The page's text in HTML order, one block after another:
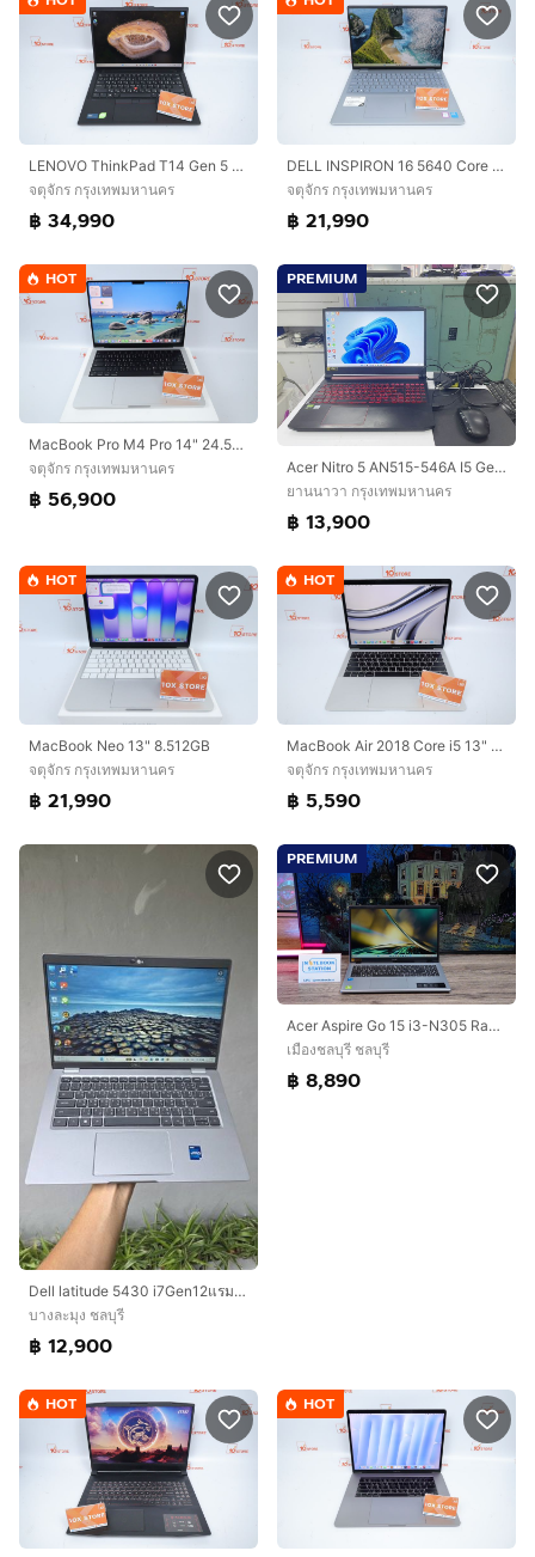
LENOVO ThinkPad T14 Gen 5 Core Ultra 7 165U Ram32.1TB
จตุจักร กรุงเทพมหานคร
฿ 34,990
DELL INSPIRON 16 5640 Core 7 150U Ram16.512GB
จตุจักร กรุงเทพมหานคร
฿ 21,990
HOT
MacBook Pro M4 Pro 14" 24.512GB Batt96 08.2026
จตุจักร กรุงเทพมหานคร
฿ 56,900
PREMIUM
Acer Nitro 5 AN515-546A I5 Gen 9 Ram 16 แบตนาน สภาพสวย ราคาถูกใจ
ยานนาวา กรุงเทพมหานคร
฿ 13,900
HOT
MacBook Neo 13" 8.512GB
จตุจักร กรุงเทพมหานคร
฿ 21,990
HOT
MacBook Air 2018 Core i5 13" 8.128GB
จตุจักร กรุงเทพมหานคร
฿ 5,590
Dell latitude 5430 i7Gen12แรม16สวยพร้อมใช้งาน
บางละมุง ชลบุรี
฿ 12,900
PREMIUM
Acer Aspire Go 15 i3-N305 Ram8 SSD512 หน้าจอ15.6 FHD ตัวเครื่องดีไซน์สวยดูทันสมัย สเปคดี ทำงานเก่ง เครื่องพร้อมใช้งาน ขายเพียง 8,890.-
เมืองชลบุรี ชลบุรี
฿ 8,890
HOT HOT